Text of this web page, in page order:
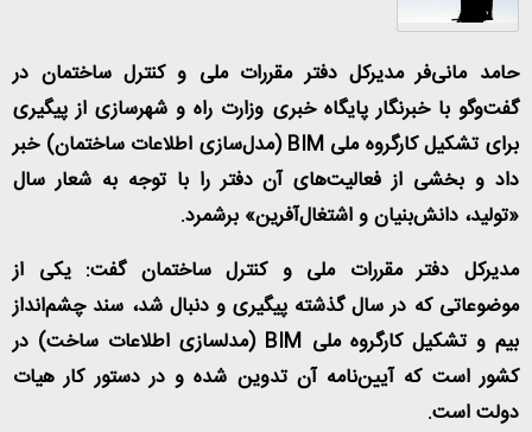
حامد مانی‌فر مدیرکل دفتر مقررات ملی و کنترل ساختمان در
گفت‌وگو با خبرنگار پایگاه خبری وزارت راه و شهرسازی از پیگیری
برای تشکیل کارگروه ملی BIM(مدل‌سازی اطلاعات ساختمان) خبر
داد و بخشی از فعالیت‌های آن دفتر را با توجه به شعار سال
«تولید، دانش‌بنیان و اشتغال‌آفرین» برشمرد.
مدیرکل دفتر مقررات ملی و کنترل ساختمان گفت: یکی از
موضوعاتی که در سال گذشته پیگیری و دنبال شد، سند چشم‌انداز
بیم و تشکیل کارگروه ملی BIM(مدلسازی اطلاعات ساخت) در
کشور است که آیین‌نامه آن تدوین شده و در دستور کار هیات
دولت است.